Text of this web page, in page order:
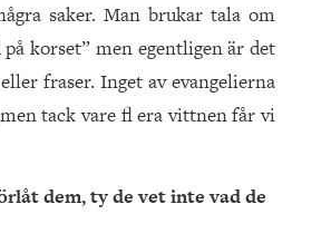
saker. Man brukar tala om
på korset” men egentligen är det
fraser. Inget av evangelierna
tack vare fl era vittnen får vi
dem, ty de vet inte vad de